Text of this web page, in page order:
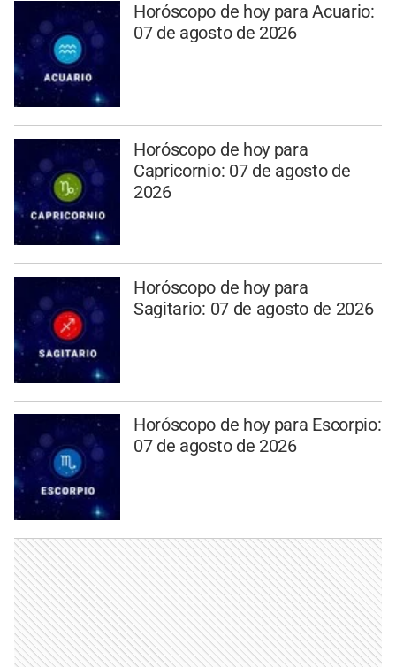
Horóscopo de hoy para Acuario:
07 de agosto de 2026
Horóscopo de hoy para
Capricornio: 07 de agosto de
2026
Horóscopo de hoy para
Sagitario: 07 de agosto de 2026
Horóscopo de hoy para Escorpio:
07 de agosto de 2026